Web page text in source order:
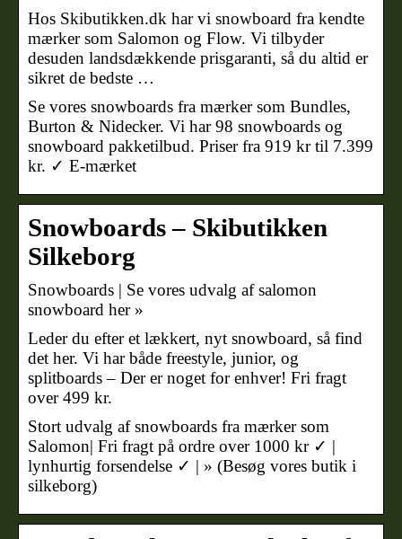
Hos Skibutikken.dk har vi snowboard fra kendte
mærker som Salomon og Flow. Vi tilbyder
desuden landsdækkende prisgaranti, så du altid er
sikret de bedste …
Se vores snowboards fra mærker som Bundles,
Burton & Nidecker. Vi har 98 snowboards og
snowboard pakketilbud. Priser fra 919 kr til 7.399
kr. ✓ E-mærket
Snowboards – Skibutikken
Silkeborg
Snowboards | Se vores udvalg af salomon
snowboard her »
Leder du efter et lækkert, nyt snowboard, så find
det her. Vi har både freestyle, junior, og
splitboards – Der er noget for enhver! Fri fragt
over 499 kr.
Stort udvalg af snowboards fra mærker som
Salomon| Fri fragt på ordre over 1000 kr ✓ |
lynhurtig forsendelse ✓ | » (Besøg vores butik i
silkeborg)